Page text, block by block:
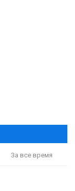
За все время